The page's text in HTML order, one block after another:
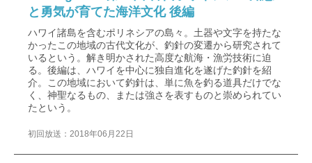
と勇気が育てた海洋文化 後編
ハワイ諸島を含むポリネシアの島々。土器や文字を持たな
かったこの地域の古代文化が、釣針の変遷から研究されて
いるという。解き明かされた高度な航海・漁労技術に迫
る。後編は、ハワイを中心に独自進化を遂げた釣針を紹
介。この地域において釣針は、単に魚を釣る道具だけでな
く、神聖なるもの、または強さを表すものと崇められてい
たという。
初回放送：2018年06月22日